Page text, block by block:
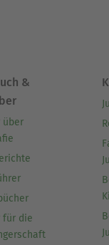
&
über
für die